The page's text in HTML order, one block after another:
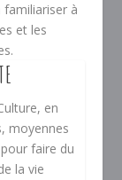
familiariser à
et les
en
moyennes
faire du
la vie